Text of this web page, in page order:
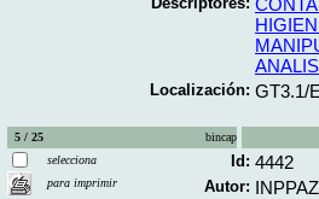
Localización: GT3.1/
5 / 25
bincap
selecciona
para imprimir
Id: 4442
Autor: